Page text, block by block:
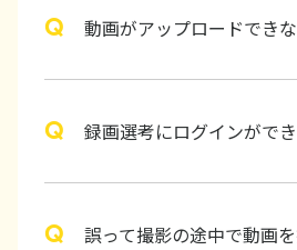
動画がアップロードでき
録画選考にログインがで
誤って撮影の途中で動画